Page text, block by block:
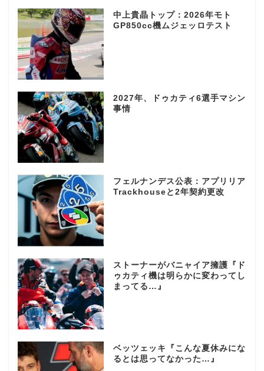
中上貴晶トップ：2026年モト
GP850cc機ムジェッロテスト
2027年、ドゥカティ6選手マシン
事情
フェルナンデス公表：アプリリア
Trackhouseと2年契約更改
ストーナーがバニャイア擁護『ド
ゥカティ機は明らかに変わってし
まってる…』
ベッツェッキ『こんな夏休みにな
るとは思ってなかった…』